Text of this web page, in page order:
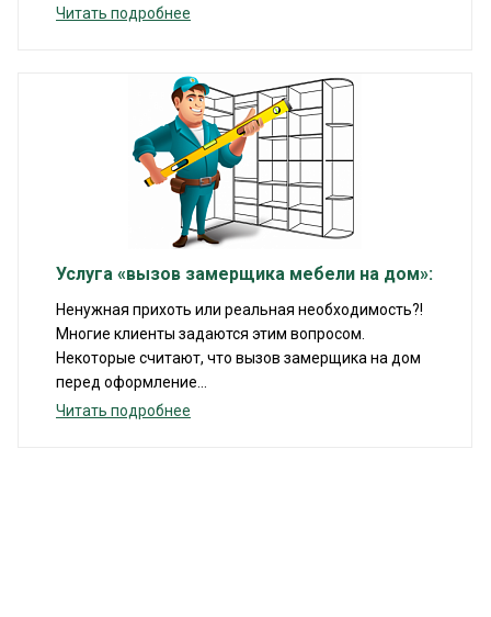
Читать подробнее
Услуга «вызов замерщика мебели на дом»:
Ненужная прихоть или реальная необходимость?!
Многие клиенты задаются этим вопросом.
Некоторые считают, что вызов замерщика на дом
перед оформление...
Читать подробнее